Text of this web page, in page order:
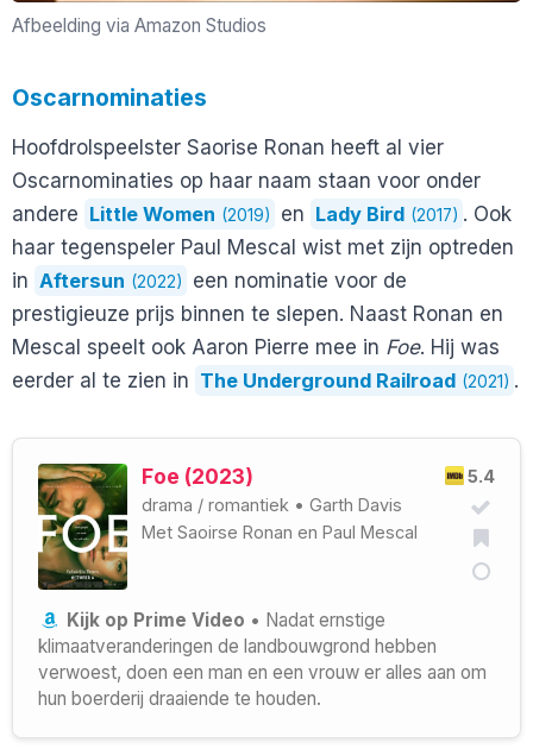
Afbeelding via Amazon Studios
Oscarnominaties
Hoofdrolspeelster Saorise Ronan heeft al vier
Oscarnominaties op haar naam staan voor onder
andere Little Women (2019) en Lady Bird (2017) . Ook
haar tegenspeler Paul Mescal wist met zijn optreden
in Aftersun (2022)
een nominatie voor de
prestigieuze prijs binnen te slepen. Naast Ronan en
Mescal speelt ook Aaron Pierre mee in Foe. Hij was
eerder al te zien in The Underground Railroad (2021) .
5.4
Foe (2023)
drama / romantiek • Garth Davis
Met Saoirse Ronan en Paul Mescal
Kijk op Prime Video • Nadat ernstige
klimaatveranderingen de landbouwgrond hebben
verwoest, doen een man en een vrouw er alles aan om
hun boerderij draaiende te houden.